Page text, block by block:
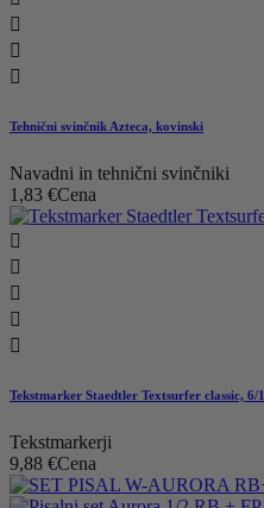



Tehnični svinčnik Azteca, kovinski
Navadni in tehnični svinčniki
1,83 €Cena





Tekstmarker Staedtler Textsurfer classic, 6/1
Tekstmarkerji
9,88 €Cena